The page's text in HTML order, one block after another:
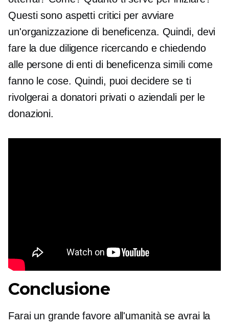
Questi sono aspetti critici per avviare
un'organizzazione di beneficenza. Quindi, devi
fare la due diligence ricercando e chiedendo
alle persone di enti di beneficenza simili come
fanno le cose. Quindi, puoi decidere se ti
rivolgerai a donatori privati ​​o aziendali per le
donazioni.
Conclusione
Farai un grande favore all'umanità se avrai la